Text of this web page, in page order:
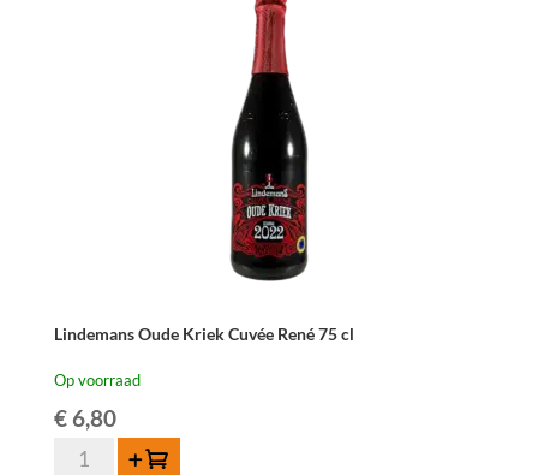
Lindemans Oude Kriek Cuvée René 75 cl
Op voorraad
€6,80
Lindemans Toevoegen